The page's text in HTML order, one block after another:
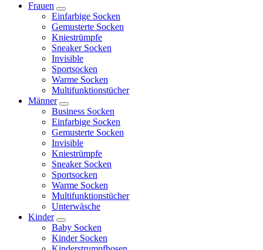
Frauen
Einfarbige Socken
Gemusterte Socken
Kniestrümpfe
Sneaker Socken
Invisible
Sportsocken
Warme Socken
Multifunktionstücher
Männer
Business Socken
Einfarbige Socken
Gemusterte Socken
Invisible
Kniestrümpfe
Sneaker Socken
Sportsocken
Warme Socken
Multifunktionstücher
Unterwäsche
Kinder
Baby Socken
Kinder Socken